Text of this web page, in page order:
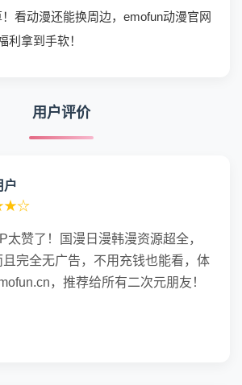
看动漫还能换周边，emofun动漫官网
利拿到手软！
用户评价
户
太赞了！国漫日漫韩漫资源超全，
完全无广告，不用充钱也能看，体
，推荐给所有二次元朋友！